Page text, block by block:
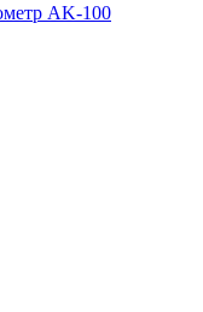
AK-100